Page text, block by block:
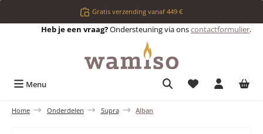
Ga naar de hoofdinhoudGratis verzending vanaf 449 €
Heb je een vraag?Ondersteuning via onscontactformulier.
Menu Je hebt 0 items
Home Onderdelen Supra Alban